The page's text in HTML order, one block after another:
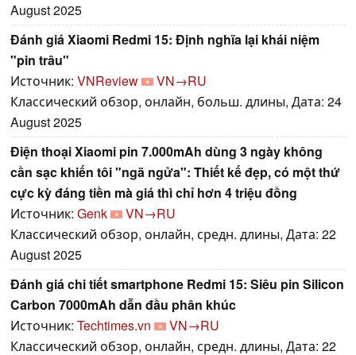
August 2025
Đánh giá Xiaomi Redmi 15: Định nghĩa lại khái niệm
"pin trâu"
Источник: VNReview
VN→RU
Классический обзор, онлайн, больш. длины, Дата: 24
August 2025
Điện thoại Xiaomi pin 7.000mAh dùng 3 ngày không
cần sạc khiến tôi "ngã ngửa": Thiết kế đẹp, có một thứ
cực kỳ đáng tiền mà giá thì chỉ hơn 4 triệu đồng
Источник: Genk
VN→RU
Классический обзор, онлайн, средн. длины, Дата: 22
August 2025
Đánh giá chi tiết smartphone Redmi 15: Siêu pin Silicon
Carbon 7000mAh dẫn đầu phân khúc
Источник: Techtimes.vn
VN→RU
Классический обзор, онлайн, средн. длины, Дата: 22